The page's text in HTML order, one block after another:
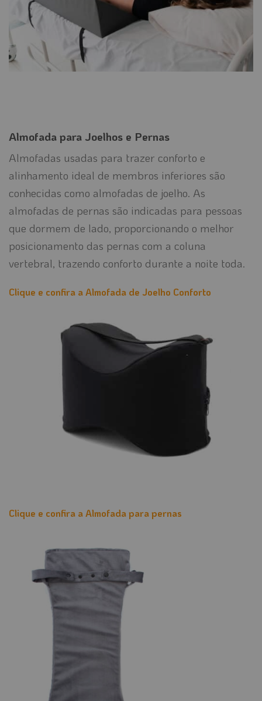
Almofada para Joelhos e Pernas
Almofadas usadas para trazer conforto e
alinhamento ideal de membros inferiores são
conhecidas como almofadas de joelho. As
almofadas de pernas são indicadas para pessoas
que dormem de lado, proporcionando o melhor
posicionamento das pernas com a coluna
vertebral, trazendo conforto durante a noite toda.
Clique e confira a Almofada de Joelho Conforto
Clique e confira a Almofada para pernas